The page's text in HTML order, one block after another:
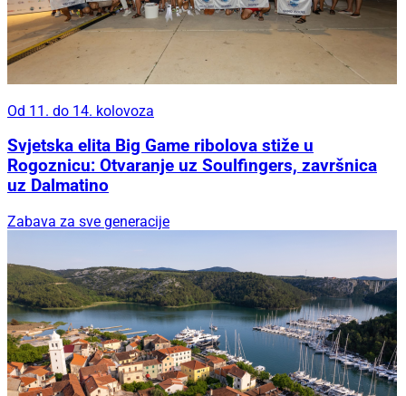
Od 11. do 14. kolovoza
Svjetska elita Big Game ribolova stiže u
Rogoznicu: Otvaranje uz Soulfingers, završnica
uz Dalmatino
Zabava za sve generacije